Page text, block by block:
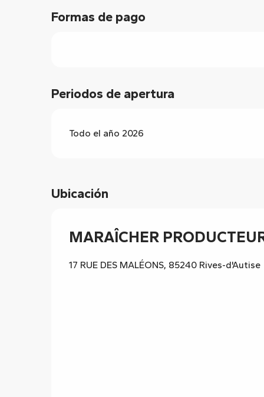
Formas de pago
Periodos de apertura
Todo el año 2026
Ubicación
MARAÎCHER
17 RUE DES MALÉONS, 85240 Rives-d'Autise